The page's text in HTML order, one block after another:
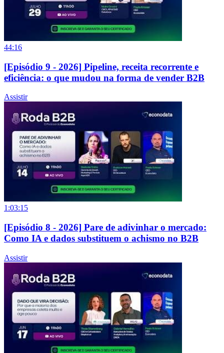
44:16
[Episódio 9 - 2026] Pipeline, receita recorrente e
eficiência: o que mudou na forma de vender B2B
Assistir
1:03:15
[Episódio 8 - 2026] Pare de adivinhar o mercado:
Como IA e dados substituem o achismo no B2B
Assistir